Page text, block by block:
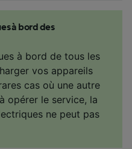
à bord des
à bord de tous les
vos appareils
cas où une autre
opérer le service, la
ne peut pas